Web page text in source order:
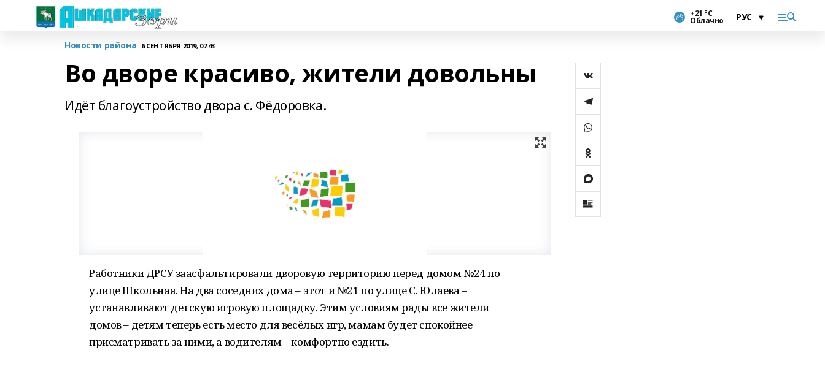
+21 °С
Облачно
Новости района 6 СЕНТЯБРЯ 2019, 07:43
Во дворе красиво, жители довольны
Идёт благоустройство двора с. Фёдоровка.
Работники ДРСУ заасфальтировали дворовую территорию перед домом №24 по
улице Школьная. На два соседних дома – этот и №21 по улице С. Юлаева –
устанавливают детскую игровую площадку. Этим условиям рады все жители
домов – детям теперь есть место для весёлых игр, мамам будет спокойнее
присматривать за ними, а водителям – комфортно ездить.